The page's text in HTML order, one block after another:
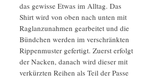
das gewisse Etwas im Alltag. Das
Shirt wird von oben nach unten mit
Raglanzunahmen gearbeitet und die
Bündchen werden im verschränkten
Rippenmuster gefertigt. Zuerst erfolgt
der Nacken, danach wird dieser mit
verkürzten Reihen als Teil der Passe